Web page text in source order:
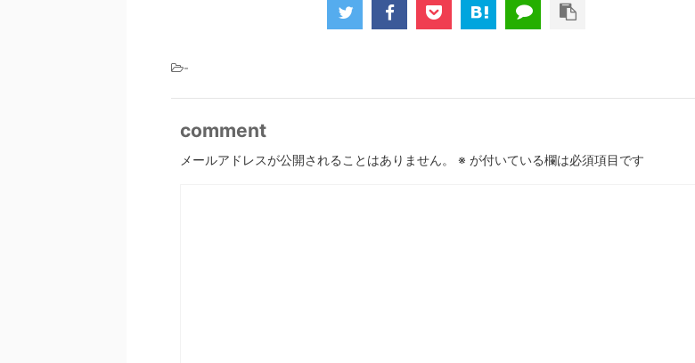
-
comment
メールアドレスが公開されることはありません。 ※ が付いている欄は必須項目です